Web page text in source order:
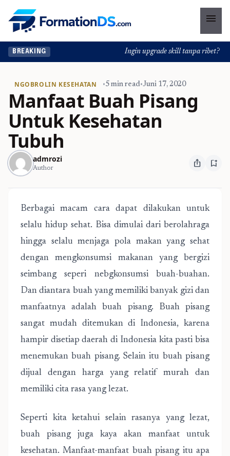
menu
BREAKING Ingin upgrade skill tanpa ribet?
NGOBROLIN KESEHATAN •5 min read•Juni 17, 2020
Manfaat Buah Pisang
Untuk Kesehatan
Tubuh
admrozi
Author ios_share bookmark_add
Berbagai macam cara dapat dilakukan untuk
selalu hidup sehat. Bisa dimulai dari berolahraga
hingga selalu menjaga pola makan yang sehat
dengan mengkonsumsi makanan yang bergizi
seimbang seperi nebgkonsumsi buah-buahan.
Dan diantara buah yang memiliki banyak gizi dan
manfaatnya adalah buah pisang. Buah pisang
sangat mudah ditemukan di Indonesia, karena
hampir disetiap daerah di Indonesia kita pasti bisa
menemukan buah pisang. Selain itu buah pisang
dijual dengan harga yang relatif murah dan
memiliki cita rasa yang lezat.
Seperti kita ketahui selain rasanya yang lezat,
buah pisang juga kaya akan manfaat untuk
kesehatan. Manfaat-manfaat buah pisang itu apa